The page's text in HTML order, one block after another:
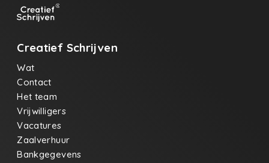
Creatief Schrijven
Wat
Contact
Het team
Vrijwilligers
Vacatures
Zaalverhuur
Bankgegevens